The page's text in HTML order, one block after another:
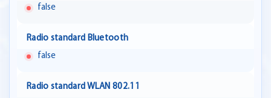
false
Radio standard Bluetooth
false
Radio standard WLAN 802.11